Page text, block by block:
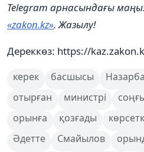
Telegram арнасындағы
«zakon.kz». Жазылу!
Дереккөз: https://
керек басшысы
отырған
министрі
орынға
қозғады
Әдетте
Смайылов